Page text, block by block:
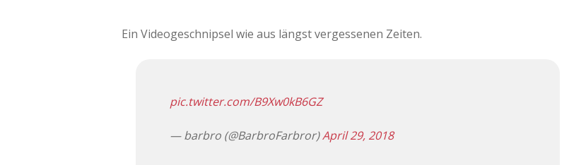
Ein Videogeschnipsel wie aus längst vergessenen Zeiten.
pic.twitter.com/B9Xw0kB6GZ
— barbro (@BarbroFarbror)April 29, 2018